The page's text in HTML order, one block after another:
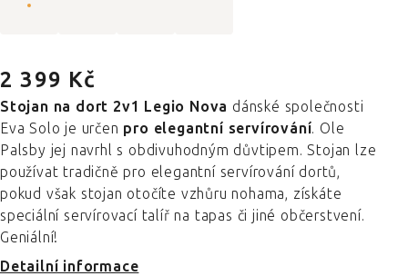
2 399 Kč
Stojan na dort 2v1 Legio Nova dánské společnosti
Eva Solo je určen pro elegantní servírování. Ole
Palsby jej navrhl s obdivuhodným důvtipem. Stojan lze
používat tradičně pro elegantní servírování dortů,
pokud však stojan otočíte vzhůru nohama, získáte
speciální servírovací talíř na tapas či jiné občerstvení.
Geniální!
Detailní informace